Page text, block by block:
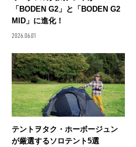
「BODEN G2」と「BODEN G2
MID」に進化！
2026.06.01
テントヲタク・ホーボージュン
が厳選するソロテント5選